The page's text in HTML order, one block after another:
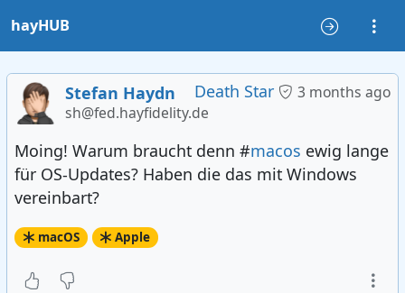
hayHUB
Death Star 3 months ago
Stefan Haydn
sh@fed.hayfidelity.de
Moing! Warum braucht denn #macos ewig lange
für OS-Updates? Haben die das mit Windows
vereinbart?
macOS Apple